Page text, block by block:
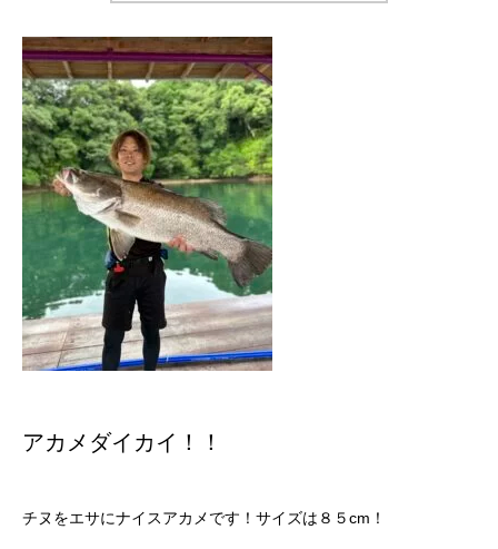
アカメダイカイ！！
チヌをエサにナイスアカメです！サイズは８５cm！